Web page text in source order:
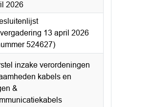
2026
13 april 2026
524627)
inzake verordeningen
kabels en
&